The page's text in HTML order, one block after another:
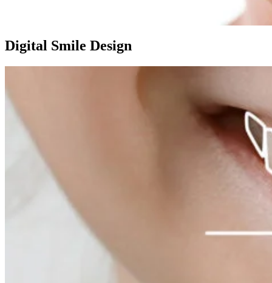
Digital Smile Design